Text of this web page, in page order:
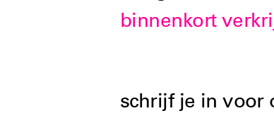
binnenkort
schrijf je in voor